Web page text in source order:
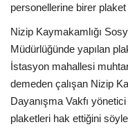
personellerine birer
Nizip Kaymakamlığı
Müdürlüğünde yapılan
İstasyon mahallesi
demeden çalışan Nizip
Dayanışma Vakfı
plaketleri hak ettiğini